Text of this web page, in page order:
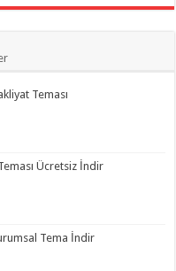
Teması
Ücretsiz İndir
Tema İndir